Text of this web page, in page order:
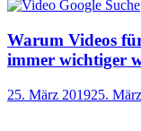
Warum Videos
immer wichtiger
25. März 201925.